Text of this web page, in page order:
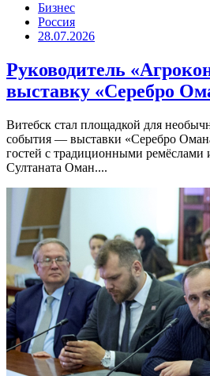
Бизнес
Россия
28.07.2026
Руководитель
выставку «Серебро
Витебск стал площадкой для
события — выставки «Серебро
гостей с традиционными
Султаната Оман....